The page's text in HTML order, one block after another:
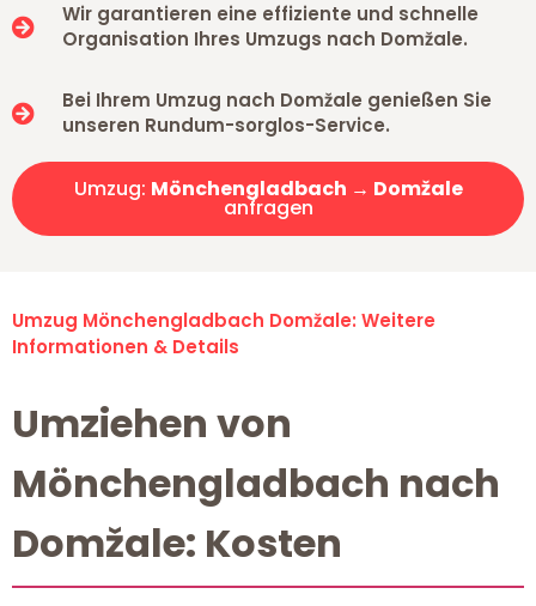
Wir garantieren eine effiziente und schnelle
Organisation Ihres Umzugs nach Domžale.
Bei Ihrem Umzug nach Domžale genießen Sie
unseren Rundum-sorglos-Service.
Umzug: Mönchengladbach → Domžale
anfragen
Umzug Mönchengladbach Domžale: Weitere
Informationen & Details
Umziehen von
Mönchengladbach nach
Domžale: Kosten